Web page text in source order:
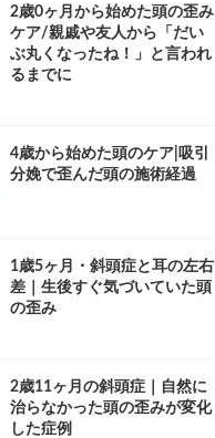
2歳0ヶ月から始めた頭の歪み
ケア/親戚や友人から「だい
ぶ丸くなったね！」と言われ
るまでに
4歳から始めた頭のケア|吸引
分娩で歪んだ頭の施術経過
1歳5ヶ月・斜頭症と耳の左右
差｜生後すぐ気づいていた頭
の歪み
2歳11ヶ月の斜頭症｜自然に
治らなかった頭の歪みが変化
した症例